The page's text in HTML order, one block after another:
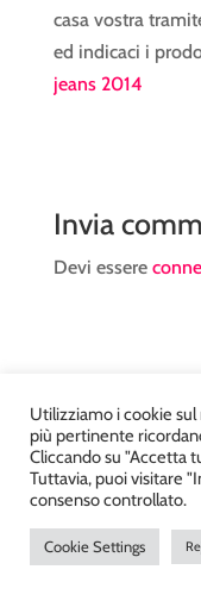
casa vostra
ed indicaci i
jeans 2014
Invia
Devi essere
Atelier Kyriad da
Sondrio P.Iva
Utilizziamo i cookie
più pertinente
Cliccando su "Accetta
Tuttavia, puoi visitare
consenso controllato.
Cookie Settings